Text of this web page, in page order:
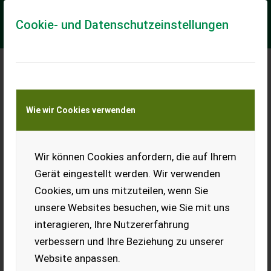
Cookie- und Datenschutzeinstellungen
Wie wir Cookies verwenden
Wir können Cookies anfordern, die auf Ihrem
Gerät eingestellt werden. Wir verwenden
Cookies, um uns mitzuteilen, wenn Sie
unsere Websites besuchen, wie Sie mit uns
interagieren, Ihre Nutzererfahrung
verbessern und Ihre Beziehung zu unserer
Website anpassen.
Meine Transportkostenanfrage
Transport von Land- und Baumaschinen –
KEINE Tiertransporte
Valtra S394 (Stufe V)
Kugelkopf K80, -Load
Sensing, -ISO-Bus, -RÜFA, -
Hauer-Forstschutzplatte -
ZW 540E/1000 -ZW-
Zusatz-Kr...